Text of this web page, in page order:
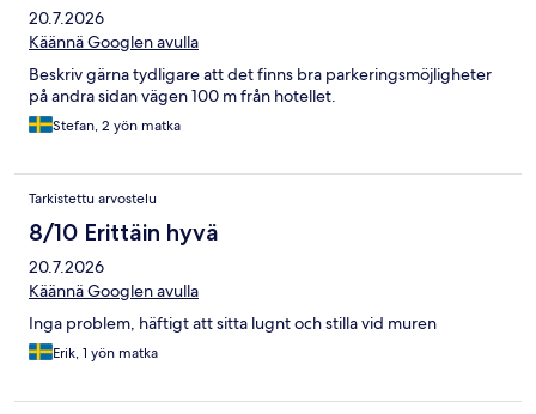
20.7.2026
Käännä Googlen avulla
Beskriv gärna tydligare att det finns bra parkeringsmöjligheter
på andra sidan vägen 100 m från hotellet.
Stefan, 2 yön matka
Tarkistettu arvostelu
8/10 Erittäin hyvä
20.7.2026
Käännä Googlen avulla
Inga problem, häftigt att sitta lugnt och stilla vid muren
Erik, 1 yön matka